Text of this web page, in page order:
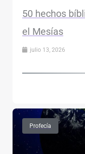
50 hechos
el Mesías
julio 13, 2026
Profecía